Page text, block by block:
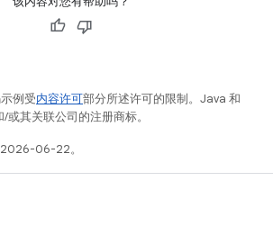
例受内容许可部分所述许可的限制。Java 和
其关联公司的注册商标。
06-22。